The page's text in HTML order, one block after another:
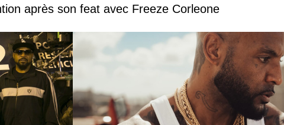
après son feat avec Freeze Corleone